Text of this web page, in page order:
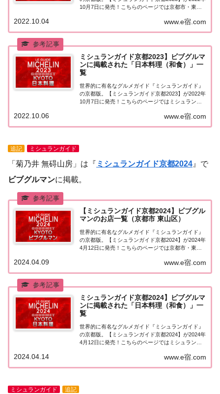
10月7日に発売！こちらのページでは京都市・東山
ストラン）を一覧にまとめました。ミシュランガイ
ド京都2023『ビブグルマン』ミシュラン...
www.e宿.com
2022.10.04
ミシュランガイド京都2023】ビブグルマ
ンに掲載された「日本料理（和食）」一
覧
世界的に有名なグルメガイド『ミシュランガイド』
の京都版。【ミシュランガイド京都2023】が2022年
10月7日に発売！こちらのページではミシュラン京
食）」を一覧にまとめました。ミシュラン京都
2023「日本料理」「ミシュランガイド京都202...
www.e宿.com
2022.10.06
追記 ミシュランガイド
「菊乃井 無碍山房」は『 ミシュランガイド京都2024 』で
ビブグルマンに掲載。
【ミシュランガイド京都2024】ビブグル
マンのお店一覧（京都市 東山区）
世界的に有名なグルメガイド『ミシュランガイド』
の京都版。【ミシュランガイド京都2024】が2024年
4月12日に発売！こちらのページでは京都市・東山
ストラン）を一覧にまとめました。ミシュランガイ
ド京都2024『ビブグルマン』掲載店ミシ...
www.e宿.com
2024.04.09
ミシュランガイド京都2024】ビブグルマ
ンに掲載された「日本料理（和食）」一
覧
世界的に有名なグルメガイド『ミシュランガイド』
の京都版。【ミシュランガイド京都2024】が2024年
4月12日に発売！こちらのページではミシュラン京
食）」を一覧にまとめました。ミシュラン京都
2024「日本料理」掲載店「ミシュランガイド京都...
www.e宿.com
2024.04.14
ミシュランガイド 追記